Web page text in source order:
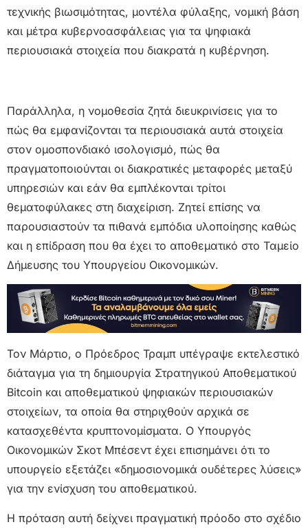
τεχνικής βιωσιμότητας, μοντέλα φύλαξης, νομική βάση
και μέτρα κυβερνοασφάλειας για τα ψηφιακά
περιουσιακά στοιχεία που διακρατά η κυβέρνηση.
Παράλληλα, η νομοθεσία ζητά διευκρινίσεις για το
πώς θα εμφανίζονται τα περιουσιακά αυτά στοιχεία
στον ομοσπονδιακό ισολογισμό, πώς θα
πραγματοποιούνται οι διακρατικές μεταφορές μεταξύ
υπηρεσιών και εάν θα εμπλέκονται τρίτοι
θεματοφύλακες στη διαχείριση. Ζητεί επίσης να
παρουσιαστούν τα πιθανά εμπόδια υλοποίησης καθώς
και η επίδραση που θα έχει το αποθεματικό στο Ταμείο
Δήμευσης του Υπουργείου Οικονομικών.
Τον Μάρτιο, ο Πρόεδρος Τραμπ υπέγραψε εκτελεστικό
διάταγμα για τη δημιουργία Στρατηγικού Αποθεματικού
Bitcoin και αποθεματικού ψηφιακών περιουσιακών
στοιχείων, τα οποία θα στηριχθούν αρχικά σε
κατασχεθέντα κρυπτονομίσματα. Ο Υπουργός
Οικονομικών Σκοτ Μπέσεντ έχει επισημάνει ότι το
υπουργείο εξετάζει «δημοσιονομικά ουδέτερες λύσεις»
για την ενίσχυση του αποθεματικού.
Η πρόταση αυτή δείχνει πραγματική πρόοδο στο σχέδιο